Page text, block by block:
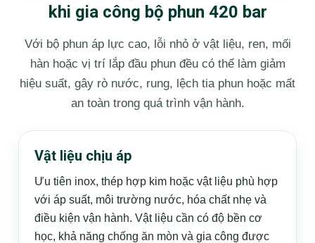
khi gia công bộ phun 420 bar
Với bộ phun áp lực cao, lỗi nhỏ ở vật liệu, ren, mối
hàn hoặc vị trí lắp đầu phun đều có thể làm giảm
hiệu suất, gây rò nước, rung, lệch tia phun hoặc mất
an toàn trong quá trình vận hành.
Vật liệu chịu áp
Ưu tiên inox, thép hợp kim hoặc vật liệu phù hợp
với áp suất, môi trường nước, hóa chất nhẹ và
điều kiện vận hành. Vật liệu cần có độ bền cơ
học, khả năng chống ăn mòn và gia công được